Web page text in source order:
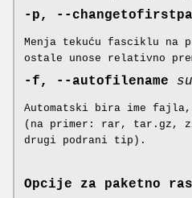
-p, --
Menja tekuću fasciklu na
ostale unose relativno
-f, --autofilename
Automatski bira ime fajla,
(na primer: rar,
drugi podrani tip).
Opcije za paketno